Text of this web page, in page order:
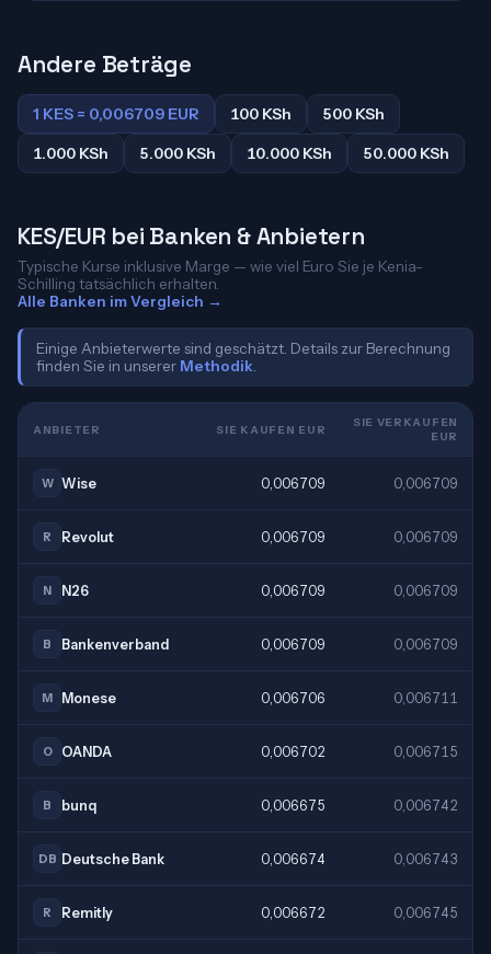
Andere Beträge
1 KES = 0,006709 EUR 100 KSh
500 KSh
1.000 KSh
5.000 KSh 10.000 KSh 50.000 KSh
KES/EUR bei Banken & Anbietern
Typische Kurse inklusive Marge — wie viel Euro Sie je Kenia-
Schilling tatsächlich erhalten.
Alle Banken im Vergleich →
Einige Anbieterwerte sind geschätzt. Details zur Berechnung
finden Sie in unserer Methodik
ANBIETER SIE KAUFEN EUR
SIE VERKAUFEN
EUR
W Wise 0,006709 0,006709
R Revolut 0,006709 0,006709
N N26 0,006709 0,006709
B Bankenverband 0,006709 0,006709
M Monese 0,006706 0,006711
O OANDA 0,006702 0,006715
B bunq 0,006675 0,006742
DB Deutsche Bank 0,006674 0,006743
R Remitly 0,006672 0,006745